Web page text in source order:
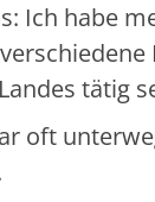
Ich habe
tätig
oft